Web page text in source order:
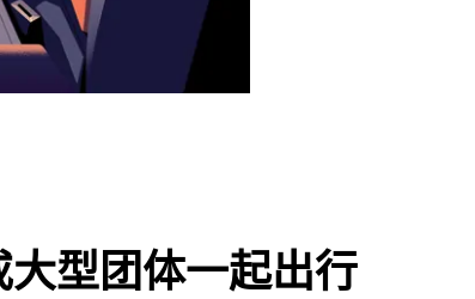
型团体一起出行